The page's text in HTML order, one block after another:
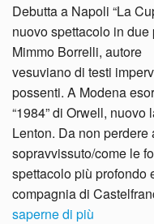
Debutta a Napoli “La
nuovo spettacolo in due
Mimmo Borrelli, autore
vesuviano di testi
possenti. A Modena
“1984” di Orwell,
Lenton. Da non perdere
sopravvissuto/come le
spettacolo più profondo
compagnia di
saperne di più